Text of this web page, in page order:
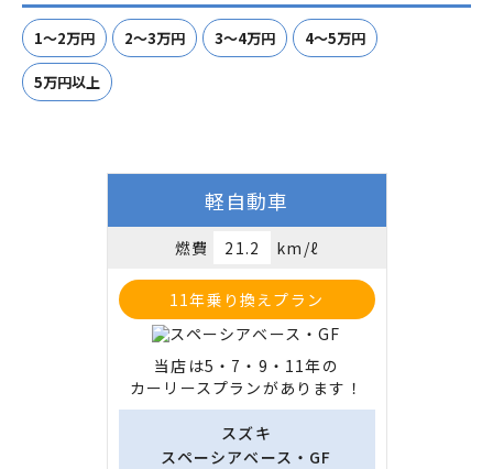
1～2万円 2～3万円 3～4万円 4～5万円
5万円以上
軽自動車
燃費 21.2 km/ℓ
11年乗り換えプラン
当店は5・7・9・11年の
カーリースプランがあります！
スズキ
スペーシアベース・GF